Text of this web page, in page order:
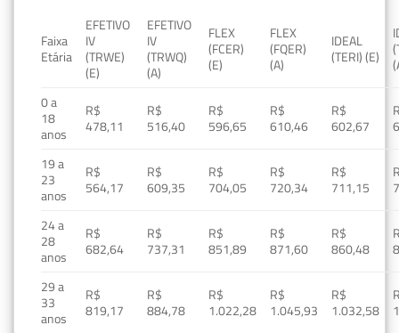
Faixa
Etária
EFETIVO
IV
(TRWE)
(E)
EFETIVO
IV
(TRWQ)
(A)
FLEX
(FCER)
(E)
FLEX
(FQER)
(A)
IDEAL
(TERI) (E)
0 a
18
anos
R$
478,11
R$
516,40
R$
596,65
R$
610,46
R$
602,67
19 a
23
anos
R$
564,17
R$
609,35
R$
704,05
R$
720,34
R$
711,15
24 a
28
anos
R$
682,64
R$
737,31
R$
851,89
R$
871,60
R$
860,48
29 a
33
anos
R$
819,17
R$
884,78
R$
1.022,28
R$
1.045,93
R$
1.032,58